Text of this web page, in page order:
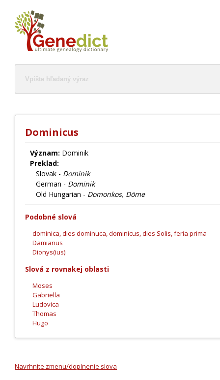
Dominicus
Význam: Dominik
Preklad:
Slovak - Dominik
German - Dominik
Old Hungarian - Domonkos, Döme
Podobné slová
dominica, dies dominuca, dominicus, dies Solis, feria prima
Damianus
Dionys(ius)
Slová z rovnakej oblasti
Moses
Gabriella
Ludovica
Thomas
Hugo
Navrhnite zmenu/doplnenie slova